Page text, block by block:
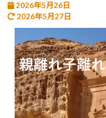
2026年5月26日
2026年5月27日